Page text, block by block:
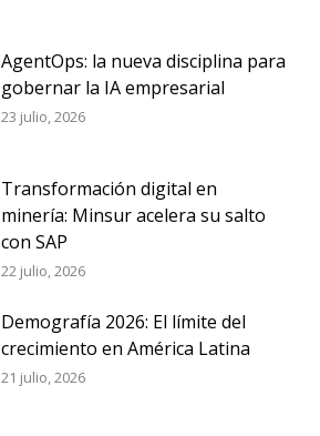
AgentOps: la nueva disciplina para
gobernar la IA empresarial
23 julio, 2026
Transformación digital en
minería: Minsur acelera su salto
con SAP
22 julio, 2026
Demografía 2026: El límite del
crecimiento en América Latina
21 julio, 2026